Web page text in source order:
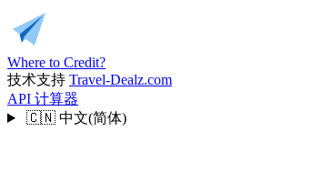
Where to Credit?
技术支持 Travel-Dealz.com
API 计算器
🇨🇳 中文(简体)